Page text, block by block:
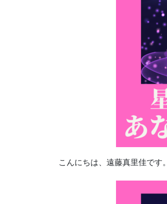
こんにちは、遠藤真里佳です。